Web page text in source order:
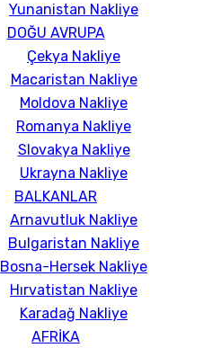
Yunanistan Nakliye
DOĞU AVRUPA
Çekya Nakliye
Macaristan Nakliye
Moldova Nakliye
Romanya Nakliye
Slovakya Nakliye
Ukrayna Nakliye
BALKANLAR
Arnavutluk Nakliye
Bulgaristan Nakliye
Bosna-Hersek Nakliye
Hırvatistan Nakliye
Karadağ Nakliye
AFRİKA